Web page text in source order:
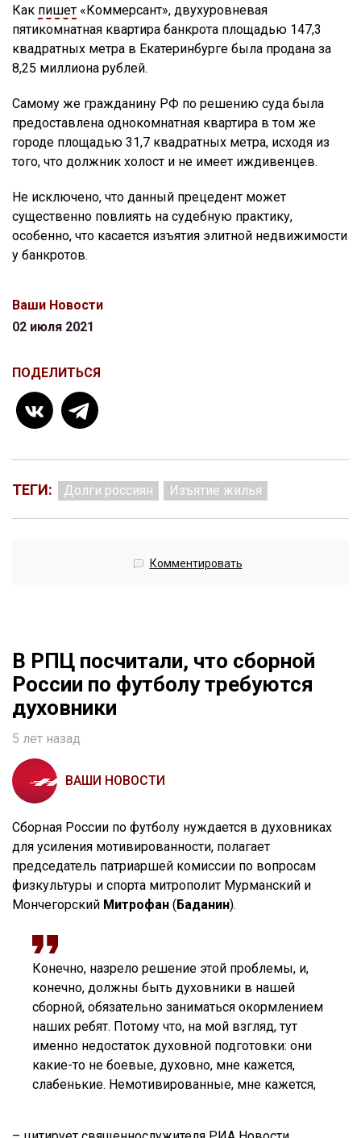
Как пишет «Коммерсант», двухуровневая
пятикомнатная квартира банкрота площадью 147,3
квадратных метра в Екатеринбурге была продана за
8,25 миллиона рублей.
Самому же гражданину РФ по решению суда была
предоставлена однокомнатная квартира в том же
городе площадью 31,7 квадратных метра, исходя из
того, что должник холост и не имеет иждивенцев.
Не исключено, что данный прецедент может
существенно повлиять на судебную практику,
особенно, что касается изъятия элитной недвижимости
у банкротов.
Ваши Новости
02 июля 2021
ПОДЕЛИТЬСЯ
ТЕГИ: Долги россиян Изъятие жилья
Комментировать
В РПЦ посчитали, что сборной
России по футболу требуются
духовники
5 лет назад
ВАШИ НОВОСТИ
Сборная России по футболу нуждается в духовниках
для усиления мотивированности, полагает
председатель патриаршей комиссии по вопросам
физкультуры и спорта митрополит Мурманский и
Мончегорский Митрофан ( Баданин).
Конечно, назрело решение этой проблемы, и,
конечно, должны быть духовники в нашей
сборной, обязательно заниматься окормлением
наших ребят. Потому что, на мой взгляд, тут
именно недостаток духовной подготовки: они
какие-то не боевые, духовно, мне кажется,
слабенькие. Немотивированные, мне кажется,